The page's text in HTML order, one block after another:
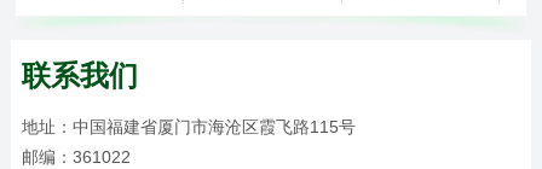
联系我们
地址：中国福建省厦门市海沧区霞飞路115号
邮编：361022